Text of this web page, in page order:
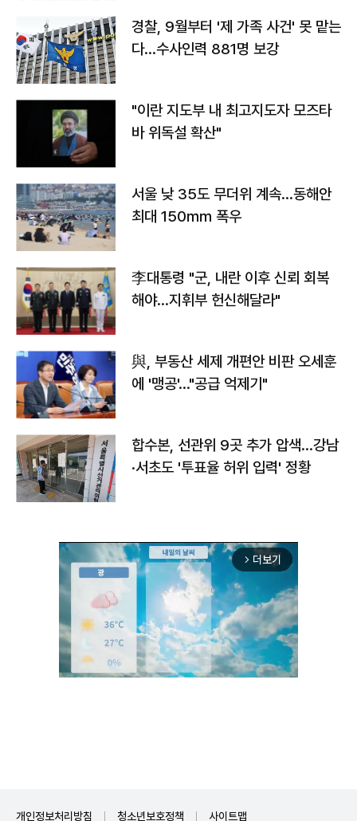
경찰, 9월부터 '제 가족 사건' 못 맡는
다…수사인력 881명 보강
"이란 지도부 내 최고지도자 모즈타
바 위독설 확산"
서울 낮 35도 무더위 계속…동해안
최대 150㎜ 폭우
李대통령 "군, 내란 이후 신뢰 회복
해야…지휘부 헌신해달라"
與, 부동산 세제 개편안 비판 오세훈
에 '맹공'…"공급 억제기"
합수본, 선관위 9곳 추가 압색…강남
·서초도 '투표율 허위 입력' 정황
arrow_forward_ios 더보기
개인정보처리방침 청소년보호정책 사이트맵